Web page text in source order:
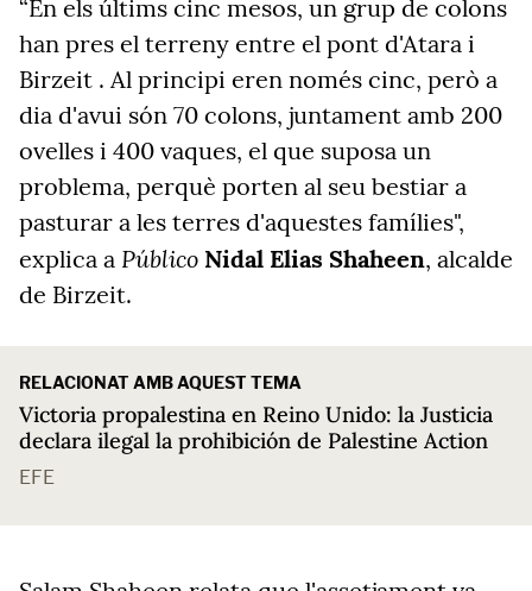
“En els últims cinc mesos, un grup de colons
han pres el terreny entre el pont d'Atara i
Birzeit . Al principi eren només cinc, però a
dia d'avui són 70 colons, juntament amb 200
ovelles i 400 vaques, el que suposa un
problema, perquè porten al seu bestiar a
pasturar a les terres d'aquestes famílies",
explica a Público Nidal Elias Shaheen, alcalde
de Birzeit.
RELACIONAT AMB AQUEST TEMA
Victoria propalestina en Reino Unido: la Justicia
declara ilegal la prohibición de Palestine Action
EFE